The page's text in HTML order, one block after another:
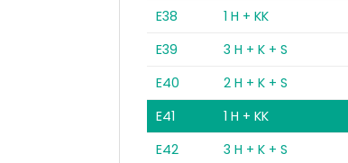
E38
1 H + KK
E39
3 H + K + S
E40
2 H + K + S
E41
1 H + KK
E42
3 H + K + S